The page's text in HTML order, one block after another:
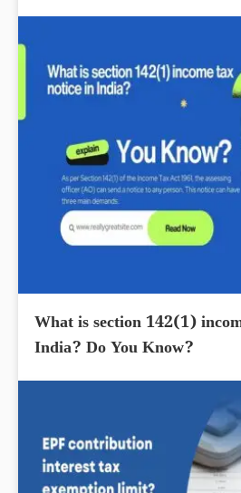
What is section 142(1)
India? Do You Know?